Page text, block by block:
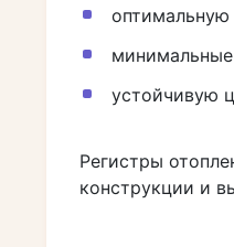
оптимальную
минимальные
устойчивую
Регистры
конструкции и